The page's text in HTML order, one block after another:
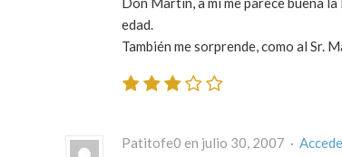
edad.
También me sorprende, como al Sr.
Patitofe0 en julio 30, 2007 ·